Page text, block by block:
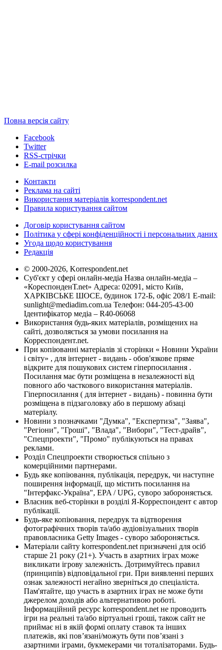
Повна версія сайту
Facebook
Twitter
RSS-стрічки
E-mail розсилка
Контакти
Реклама на сайті
Використання матеріалів korrespondent.net
Правила користування сайтом
Договір користування сайтом
Політика у сфері конфіденційності і персональних даних
Угода щодо користування
Редакція
© 2000-2026, Korrespondent.net
Суб'єкт у сфері онлайн-медіа Назва онлайн-медіа –
«КореспонденТ.net» Адреса: 02091, місто Київ,
ХАРКІВСЬКЕ ШОСЕ, будинок 172-Б, офіс 208/1 E-mail:
sunlight@mediadim.com.ua Телефон: 044-205-43-00
Ідентифікатор медіа – R40-06068
Використання будь-яких матеріалів, розміщених на
сайті, дозволяється за умови посилання на
Корреспондент.net.
При копіюванні матеріалів зі сторінки « Новини України
і світу» , для інтернет - видань - обов'язкове пряме
відкрите для пошукових систем гіперпосилання .
Посилання має бути розміщена в незалежності від
повного або часткового використання матеріалів.
Гіперпосилання ( для інтернет - видань) - повинна бути
розміщена в підзаголовку або в першому абзаці
матеріалу.
Новини з позначками "Думка", "Експертиза", "Заява",
"Регіони", "Гроші", "Влада", "Вибори", "Тест-драйв",
"Спецпроекти", "Промо" публікуються на правах
реклами.
Розділ Спецпроекти створюється спільно з
комерційними партнерами.
Будь яке копіювання, публікація, передрук, чи наступне
поширення інформації, що містить посилання на
"Інтерфакс-Україна", EPA / UPG, суворо забороняється.
Власник веб-сторінки в розділі Я-Корреспондент є автор
публікації.
Будь-яке копіювання, передрук та відтворення
фотографічних творів та/або аудіовізуальних творів
правовласника Getty Images - суворо забороняється.
Матеріали сайту korrespondent.net призначені для осіб
старше 21 року (21+). Участь в азартних іграх може
викликати ігрову залежність. Дотримуйтесь правил
(принципів) відповідальної гри. При виявленні перших
ознак залежності негайно зверніться до спеціаліста.
Пам'ятайте, що участь в азартних іграх не може бути
джерелом доходів або альтернативою роботі.
Інформаційний ресурс korrespondent.net не проводить
ігри на реальні та/або віртуальні гроші, також сайт не
приймає ні в якій формі оплату ставок та інших
платежів, які пов’язані/можуть бути пов’язані з
азартними іграми, букмекерами чи тоталізаторами. Будь-